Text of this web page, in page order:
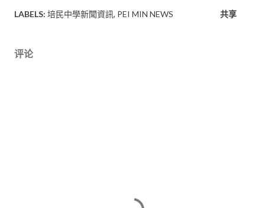
LABELS: 培民中學新聞資訊 PEI MIN NEWS 共享
评论